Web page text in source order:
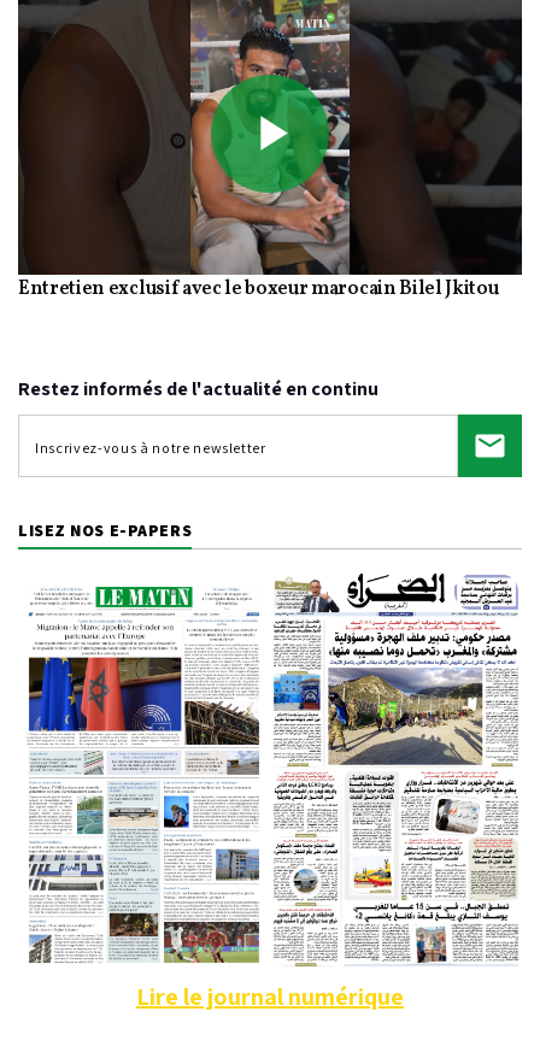
Play
Video
Entretien exclusif avec le boxeur marocain Bilel Jkitou
Restez informés de l'actualité en continu
LISEZ NOS E-PAPERS
Lire le journal numérique